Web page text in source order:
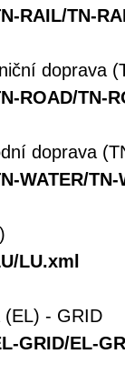
RAIL/TN-
doprava
ROAD/TN-
doprava
WATER/TN-
LU.xml
(EL) - GRID
GRID/EL-